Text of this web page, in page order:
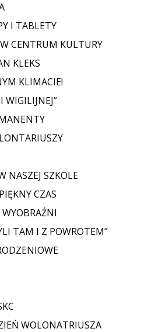
I TABLETY
CENTRUM KULTURY
KLEKS
KLIMACIE!
WIGILIJNEJ”
NASZEJ SZKOLE
CZAS
TAM I Z POWROTEM”
WOLONATRIUSZA